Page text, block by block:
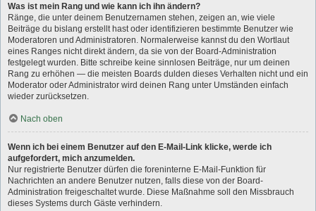
Was ist mein Rang und wie kann ich ihn ändern?
Ränge, die unter deinem Benutzernamen stehen, zeigen an, wie viele
Beiträge du bislang erstellt hast oder identifizieren bestimmte Benutzer wie
Moderatoren und Administratoren. Normalerweise kannst du den Wortlaut
eines Ranges nicht direkt ändern, da sie von der Board-Administration
festgelegt wurden. Bitte schreibe keine sinnlosen Beiträge, nur um deinen
Rang zu erhöhen — die meisten Boards dulden dieses Verhalten nicht und ein
Moderator oder Administrator wird deinen Rang unter Umständen einfach
wieder zurücksetzen.
Nach oben
Wenn ich bei einem Benutzer auf den E-Mail-Link klicke, werde ich
aufgefordert, mich anzumelden.
Nur registrierte Benutzer dürfen die foreninterne E-Mail-Funktion für
Nachrichten an andere Benutzer nutzen, falls diese von der Board-
Administration freigeschaltet wurde. Diese Maßnahme soll den Missbrauch
dieses Systems durch Gäste verhindern.